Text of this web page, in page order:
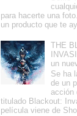
para hacerte una
un producto que te
THE
un
Se ha
de un
acción
titulado Blackout:
película viene de